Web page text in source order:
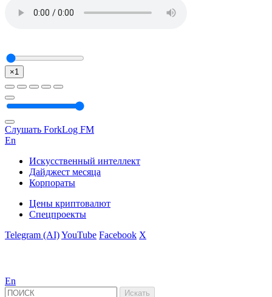
×1
Слушать ForkLog FM
En
Искусственный интеллект
Дайджест месяца
Корпораты
Цены криптовалют
Спецпроекты
Telegram (AI)YouTube Facebook X
En